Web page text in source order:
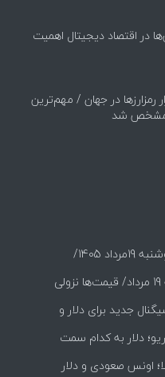
در اقتصاد دیجیتال اهمیت
رمزارزها در جهان / مهم‌ترین
مشخص شد
قیمت طلا و سکه امروز دوشنبه 19مرداد 1405/
و جزئیات
جدید برای دلار و
دلار به کدام سمت
اونس صعودی و دلار